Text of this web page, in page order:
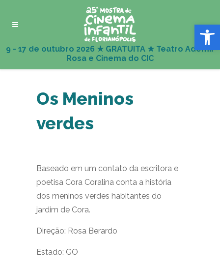
Abrir
Os Meninos
verdes
Baseado em um contato da escritora e
poetisa Cora Coralina conta a história
dos meninos verdes habitantes do
jardim de Cora.
Direção: Rosa Berardo
Estado: GO